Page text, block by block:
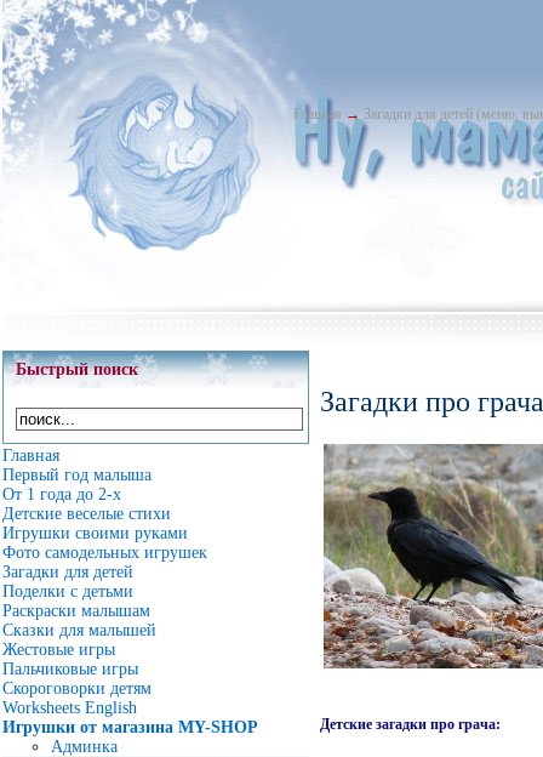
Главная → Загадки для детей (меню,
Быстрый поиск
Главная
Первый год малыша
От 1 года до 2-х
Детские веселые стихи
Игрушки своими руками
Фото самодельных игрушек
Загадки для детей
Поделки с детьми
Раскраски малышам
Сказки для малышей
Жестовые игры
Пальчиковые игры
Скороговорки детям
Worksheets English
Игрушки от магазина MY-SHOP
Админка
Загадки про грача
Детские загадки про грача: